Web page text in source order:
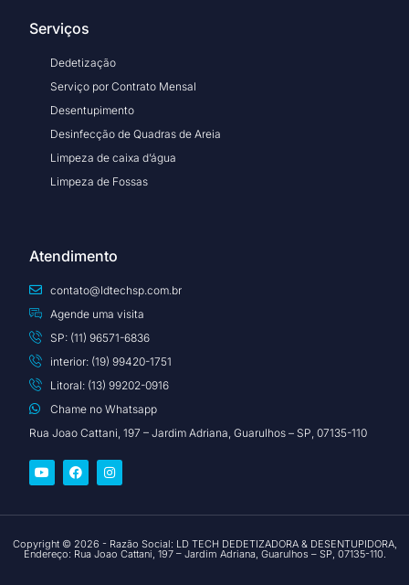
Serviços
Dedetização
Serviço por Contrato Mensal
Desentupimento
Desinfecção de Quadras de Areia
Limpeza de caixa d’água
Limpeza de Fossas
Atendimento
contato@ldtechsp.com.br
Agende uma visita
SP: (11) 96571-6836
interior: (19) 99420-1751
Litoral: (13) 99202-0916
Chame no Whatsapp
Rua Joao Cattani, 197 – Jardim Adriana, Guarulhos – SP, 07135-110
Copyright © 2026 - Razão Social: LD TECH DEDETIZADORA & DESENTUPIDORA,
Endereço: Rua Joao Cattani, 197 – Jardim Adriana, Guarulhos – SP, 07135-110.